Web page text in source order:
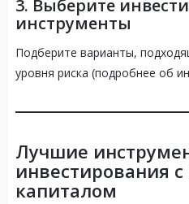
3. Выберите
инструменты
Подберите варианты,
уровня риска (подробнее об
Лучшие
инвестирования
капиталом